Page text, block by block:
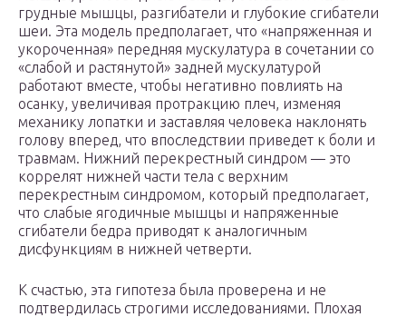
грудные мышцы, разгибатели и глубокие сгибатели
шеи. Эта модель предполагает, что «напряженная и
укороченная» передняя мускулатура в сочетании со
«слабой и растянутой» задней мускулатурой
работают вместе, чтобы негативно повлиять на
осанку, увеличивая протракцию плеч, изменяя
механику лопатки и заставляя человека наклонять
голову вперед, что впоследствии приведет к боли и
травмам. Нижний перекрестный синдром — это
коррелят нижней части тела с верхним
перекрестным синдромом, который предполагает,
что слабые ягодичные мышцы и напряженные
сгибатели бедра приводят к аналогичным
дисфункциям в нижней четверти.
К счастью, эта гипотеза была проверена и не
подтвердилась строгими исследованиями. Плохая